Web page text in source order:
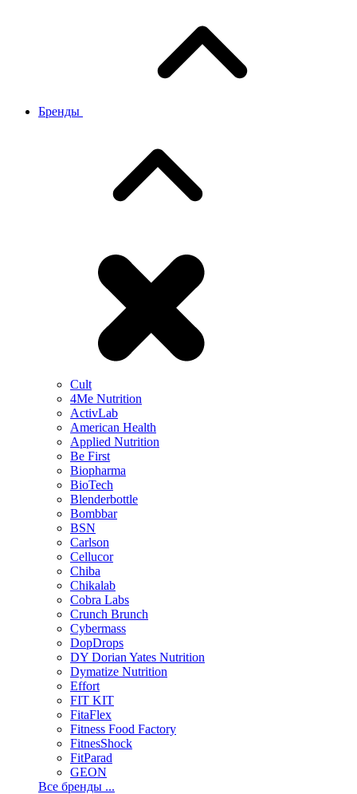
Бренды
Cult
4Me Nutrition
ActivLab
American Health
Applied Nutrition
Be First
Biopharma
BioTech
Blenderbottle
Bombbar
BSN
Carlson
Cellucor
Chiba
Chikalab
Cobra Labs
Crunch Brunch
Cybermass
DopDrops
DY Dorian Yates Nutrition
Dymatize Nutrition
Effort
FIT KIT
FitaFlex
Fitness Food Factory
FitnesShock
FitParad
GEON
Все бренды ...